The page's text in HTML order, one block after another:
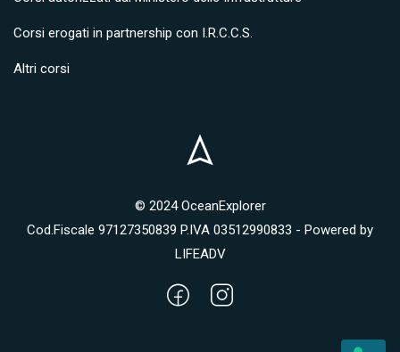
Corsi erogati in partnership con I.R.C.C.S.
Altri corsi
© 2024 OceanExplorer
Cod.Fiscale 97127350839 P.IVA 03512990833 - Powered by
LIFEADV